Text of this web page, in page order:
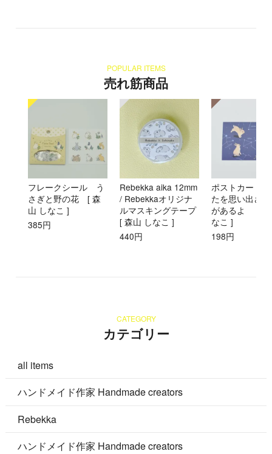
POPULAR ITEMS
売れ筋商品
フレークシール う
さぎと野の花 [ 森
山 しなこ ]
385円
Rebekka aika 12mm
/ Rebekkaオリジナ
ルマスキングテープ
[ 森山 しなこ ]
440円
ポストカード
たを思い出さ
があるよ [ 森
なこ ]
198円
CATEGORY
カテゴリー
all items
ハンドメイド作家 Handmade creators
Rebekka
ハンドメイド作家 Handmade creators